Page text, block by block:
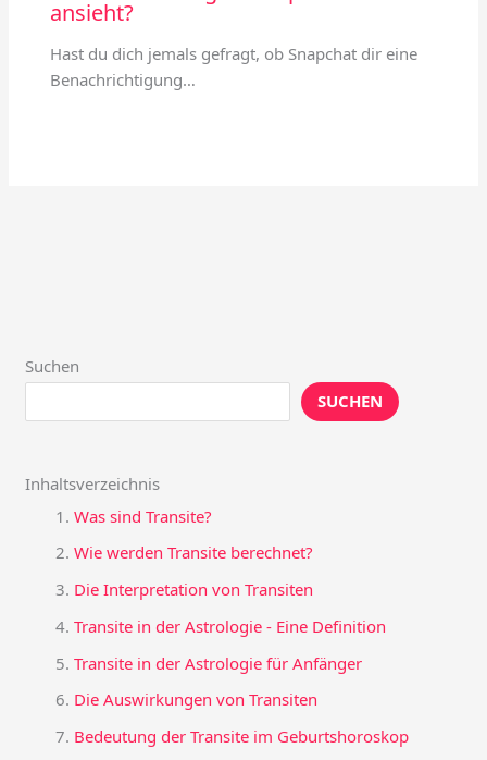
ansieht?
Hast du dich jemals gefragt, ob Snapchat dir eine
Benachrichtigung…
Suchen
SUCHEN
Inhaltsverzeichnis
Was sind Transite?
Wie werden Transite berechnet?
Die Interpretation von Transiten
Transite in der Astrologie - Eine Definition
Transite in der Astrologie für Anfänger
Die Auswirkungen von Transiten
Bedeutung der Transite im Geburtshoroskop